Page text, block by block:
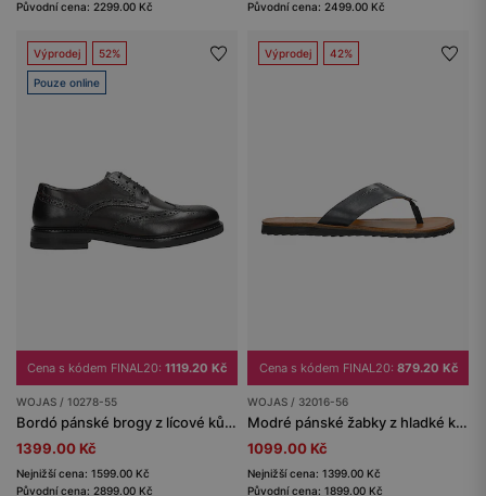
Původní cena: 2299.00 Kč
Původní cena: 2499.00 Kč
Výprodej 52%
Pouze online
Cena s kódem FINAL20: 1119.20 Kč
WOJAS / 10278-55
Bordó pánské brogy z lícové kůže
1399.00 Kč
Nejnižší cena: 1599.00 Kč
Původní cena: 2899.00 Kč
Výprodej 42%
Cena s kódem FINAL20: 879.20 Kč
WOJAS / 32016-56
Modré pánské žabky z hladké kůže
1099.00 Kč
Nejnižší cena: 1399.00 Kč
Původní cena: 1899.00 Kč